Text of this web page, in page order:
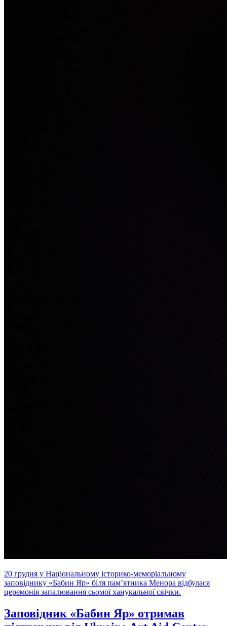
20 грудня у Національному історико-меморіальному
заповіднику «Бабин Яр» біля пам’ятника Менора відбулася
церемонія запалювання сьомої ханукальної свічки.
Заповідник «Бабин Яр» отримав